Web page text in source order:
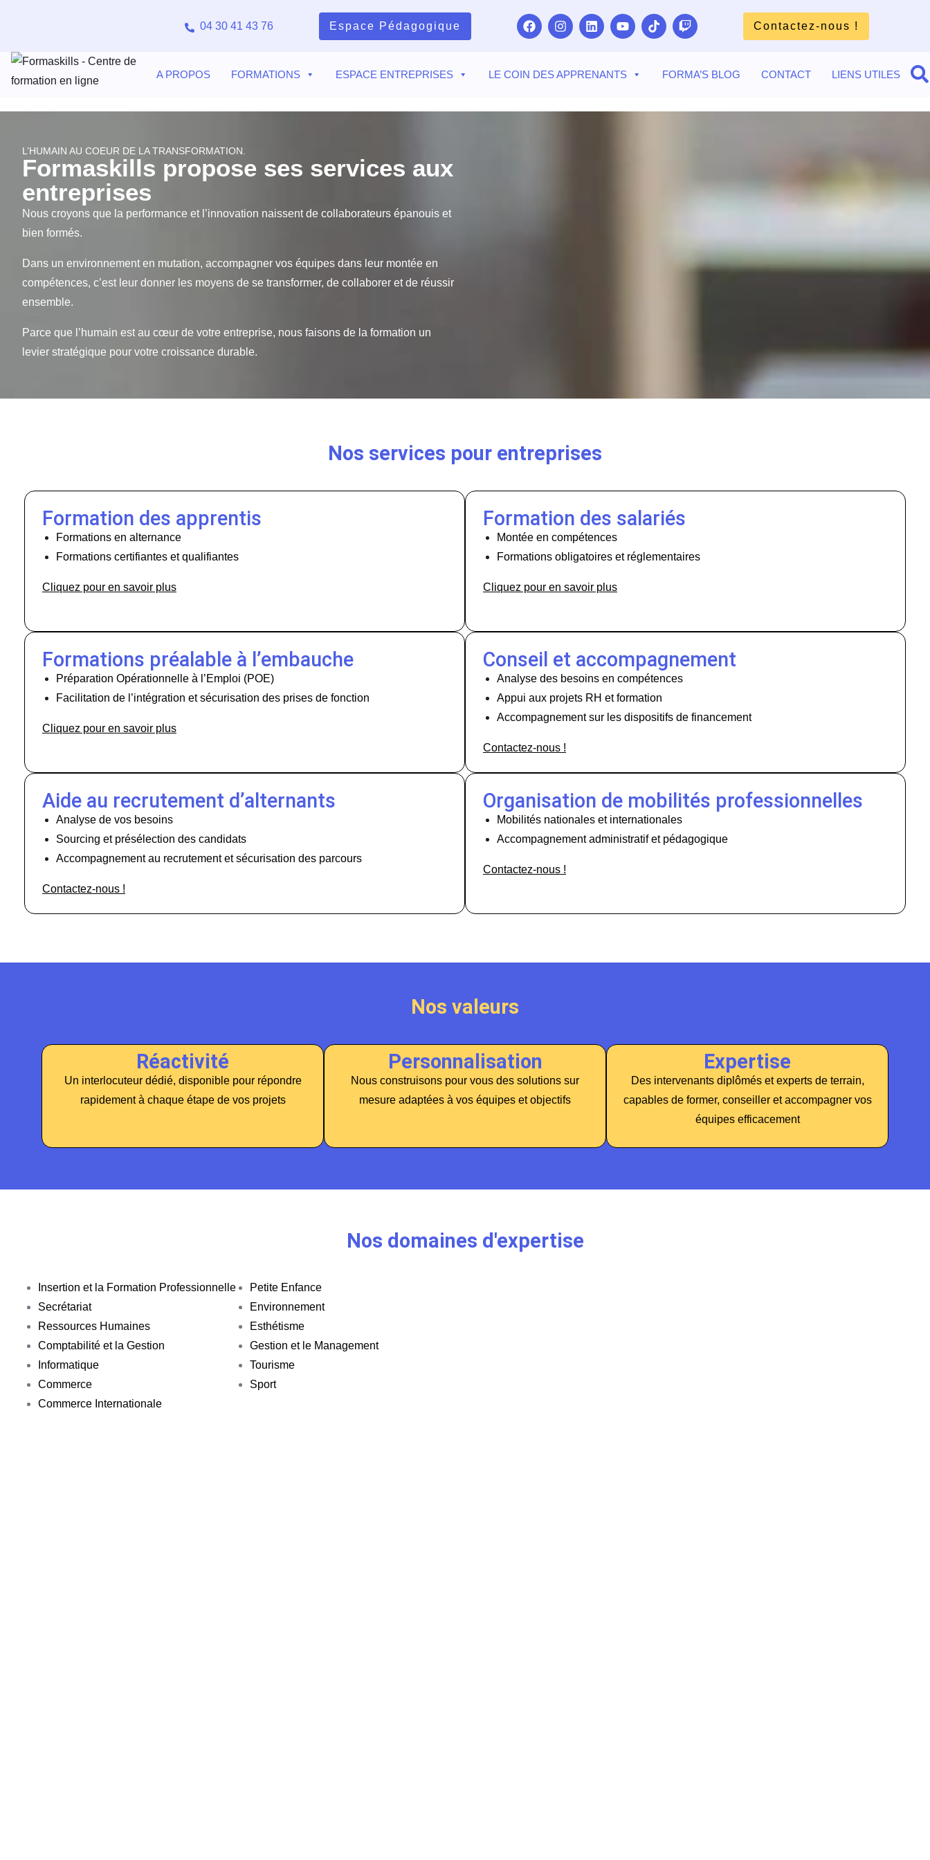
04 30 41 43 76 Espace Pédagogique Contactez-nous !
A PROPOS FORMATIONS ESPACE ENTREPRISES LE COIN DES APPRENANTS FORMA’S BLOG CONTACT LIENS UTILES
L’HUMAIN AU COEUR DE LA TRANSFORMATION.
Formaskills propose ses services aux
entreprises
Nous croyons que la performance et l’innovation naissent de collaborateurs épanouis et
bien formés.
Dans un environnement en mutation, accompagner vos équipes dans leur montée en
compétences, c’est leur donner les moyens de se transformer, de collaborer et de réussir
ensemble.
Parce que l’humain est au cœur de votre entreprise, nous faisons de la formation un
levier stratégique pour votre croissance durable.
Nos services pour entreprises
Formation des apprentis
Formations en alternance
Formations certifiantes et qualifiantes
Cliquez pour en savoir plus
Formation des salariés
Montée en compétences
Formations obligatoires et réglementaires
Cliquez pour en savoir plus
Formations préalable à l’embauche
Préparation Opérationnelle à l’Emploi (POE)
Facilitation de l’intégration et sécurisation des prises de fonction
Cliquez pour en savoir plus
Conseil et accompagnement
Analyse des besoins en compétences
Appui aux projets RH et formation
Accompagnement sur les dispositifs de financement
Contactez-nous !
Aide au recrutement d’alternants
Analyse de vos besoins
Sourcing et présélection des candidats
Accompagnement au recrutement et sécurisation des parcours
Contactez-nous !
Organisation de mobilités professionnelles
Mobilités nationales et internationales
Accompagnement administratif et pédagogique
Contactez-nous !
Nos valeurs
Réactivité
Un interlocuteur dédié, disponible pour répondre
rapidement à chaque étape de vos projets
Personnalisation
Nous construisons pour vous des solutions sur
mesure adaptées à vos équipes et objectifs
Expertise
Des intervenants diplômés et experts de terrain,
capables de former, conseiller et accompagner vos
équipes efficacement
Nos domaines d'expertise
Insertion et la Formation Professionnelle
Secrétariat
Ressources Humaines
Comptabilité et la Gestion
Informatique
Commerce
Commerce Internationale
Petite Enfance
Environnement
Esthétisme
Gestion et le Management
Tourisme
Sport